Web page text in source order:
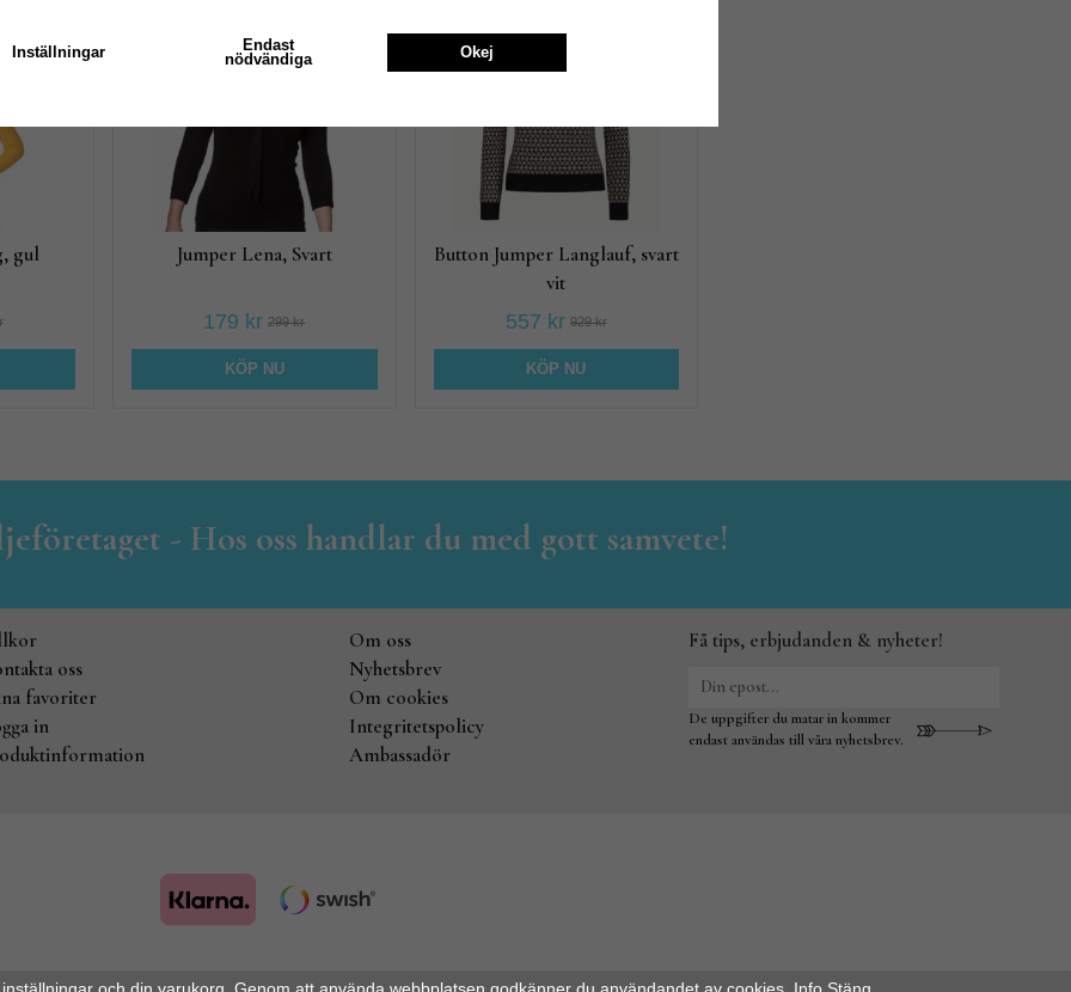
gul Jumper Lena, Svart
179 kr 299 kr
KÖP NU
40%
Button Jumper Langlauf, svart
vit
557 kr 929 kr
KÖP NU
- Hos oss handlar du med gott samvete!
oss
favoriter
in
Om oss
Nyhetsbrev
Om cookies
Integritetspolicy
Ambassadör
Få tips, erbjudanden & nyheter!
De uppgifter du matar in kommer
endast användas till våra nyhetsbrev.
Drift & produktion: Wikinggruppen
Inställningar
Endast
nödvändiga
Okej